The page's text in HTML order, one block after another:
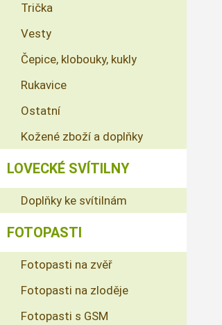
Trička
Vesty
Čepice, klobouky, kukly
Rukavice
Ostatní
Kožené zboží a doplňky
LOVECKÉ SVÍTILNY
Doplňky ke svítilnám
FOTOPASTI
Fotopasti na zvěř
Fotopasti na zloděje
Fotopasti s GSM